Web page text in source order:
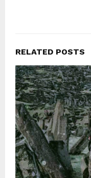
RELATED POSTS